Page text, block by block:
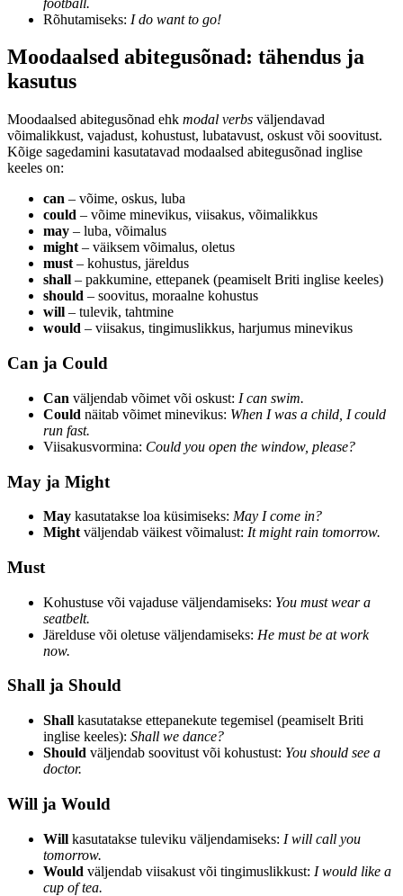
Rõhutamiseks: I do want to go!
Moodaalsed abitegusõnad: tähendus ja
kasutus
Moodaalsed abitegusõnad ehk modal verbs väljendavad
võimalikkust, vajadust, kohustust, lubatavust, oskust või soovitust.
Kõige sagedamini kasutatavad modaalsed abitegusõnad inglise
keeles on:
can – võime, oskus, luba
could – võime minevikus, viisakus, võimalikkus
may – luba, võimalus
might – väiksem võimalus, oletus
must – kohustus, järeldus
shall – pakkumine, ettepanek (peamiselt Briti inglise keeles)
should – soovitus, moraalne kohustus
will – tulevik, tahtmine
would – viisakus, tingimuslikkus, harjumus minevikus
Can ja Could
Can väljendab võimet või oskust: I can swim.
Could näitab võimet minevikus: When I was a child, I could
run fast.
Viisakusvormina: Could you open the window, please?
May ja Might
May kasutatakse loa küsimiseks: May I come in?
Might väljendab väikest võimalust: It might rain tomorrow.
Must
Kohustuse või vajaduse väljendamiseks: You must wear a
seatbelt.
Järelduse või oletuse väljendamiseks: He must be at work
now.
Shall ja Should
Shall kasutatakse ettepanekute tegemisel (peamiselt Briti
inglise keeles): Shall we dance?
Should väljendab soovitust või kohustust: You should see a
doctor.
Will ja Would
Will kasutatakse tuleviku väljendamiseks: I will call you
tomorrow.
Would väljendab viisakust või tingimuslikkust: I would like a
cup of tea.